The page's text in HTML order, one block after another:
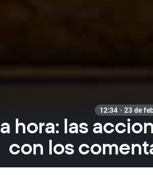
12:34 · 23 de
hora: las
con los